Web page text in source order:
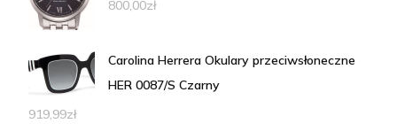
800,00zł
Carolina Herrera Okulary przeciwsłoneczne
HER 0087/S Czarny
919,99zł